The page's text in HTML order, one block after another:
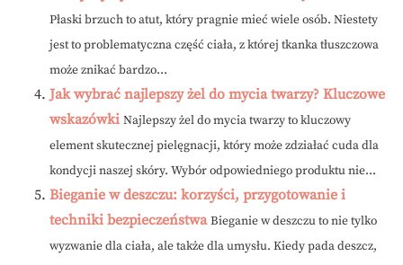
Płaski brzuch to atut, który pragnie mieć wiele osób. Niestety
jest to problematyczna część ciała, z której tkanka tłuszczowa
może znikać bardzo...
Jak wybrać najlepszy żel do mycia twarzy? Kluczowe
wskazówki Najlepszy żel do mycia twarzy to kluczowy
element skutecznej pielęgnacji, który może zdziałać cuda dla
kondycji naszej skóry. Wybór odpowiedniego produktu nie...
Bieganie w deszczu: korzyści, przygotowanie i
techniki bezpieczeństwa Bieganie w deszczu to nie tylko
wyzwanie dla ciała, ale także dla umysłu. Kiedy pada deszcz,